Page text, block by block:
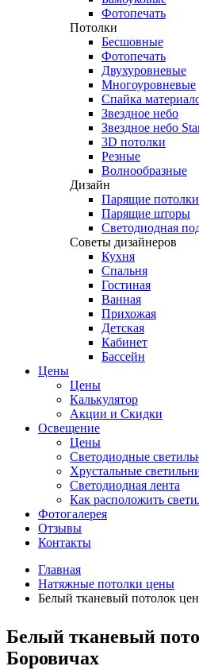
Фотопечать
Потолки
Бесшовные
Фотопечать
Двухуровневые
Многоуровневые
Спайка
Звездное небо
Звездное небо
3D потолки
Резные
Волнообразные
Дизайн
Парящие потолки
Парящие шторы
Светодиодная
Советы дизайнеров
Кухня
Спальня
Гостиная
Ванная
Прихожая
Детская
Кабинет
Бассейн
Цены
Цены
Калькулятор
Акции и Скидки
Освещение
Цены
Светодиодные
Хрустальные
Светодиодная лента
Как расположить
Фотогалерея
Отзывы
Контакты
Главная
Натяжные потолки цены
Белый тканевый потолок
Белый тканевый
Боровичах